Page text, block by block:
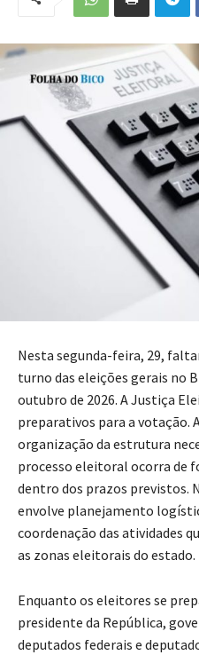
Nesta segunda-feira, 29,
turno das eleições gerais no
outubro de 2026. A Justiça
preparativos para a votação.
organização da estrutura
processo eleitoral ocorra de
dentro dos prazos previstos.
envolve planejamento
coordenação das atividades
as zonas eleitorais do estado.
Enquanto os eleitores se
presidente da República,
deputados federais e